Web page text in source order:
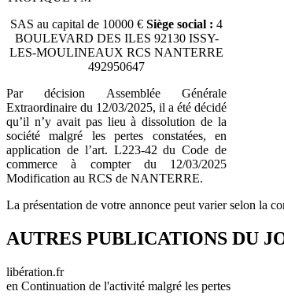
SAS au capital de 10000 € Siège social : 4
BOULEVARD DES ILES 92130 ISSY-
LES-MOULINEAUX RCS NANTERRE
492950647
Par décision Assemblée Générale
Extraordinaire du 12/03/2025, il a été décidé
qu’il n’y avait pas lieu à dissolution de la
société malgré les pertes constatées, en
application de l’art. L223-42 du Code de
commerce à compter du 12/03/2025
Modification au RCS de NANTERRE.
La présentation de votre annonce peut varier selon la
AUTRES PUBLICATIONS DU
libération.fr
en Continuation de l'activité malgré les pertes